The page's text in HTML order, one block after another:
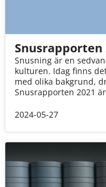
Snusrapporten
Snusning är en
kulturen. Idag finns
med olika bakgrund,
Snusrapporten 2021
ge en lättillgänglig
2024-05-27